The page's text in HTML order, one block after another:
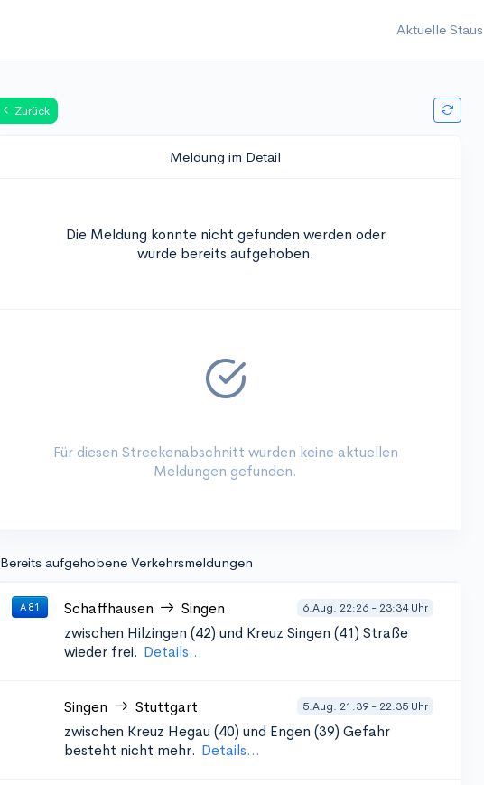
Aktuelle Staus
Zurück
Meldung im Detail
Die Meldung konnte nicht gefunden werden oder
wurde bereits aufgehoben.
Für diesen Streckenabschnitt wurden keine aktuellen
Meldungen gefunden.
Bereits aufgehobene Verkehrsmeldungen
A 81 Schaffhausen Singen 6.Aug. 22:26 - 23:34 Uhr
zwischen Hilzingen (42) und Kreuz Singen (41) Straße
wieder frei. Details...
Singen Stuttgart 5.Aug. 21:39 - 22:35 Uhr
zwischen Kreuz Hegau (40) und Engen (39) Gefahr
besteht nicht mehr. Details...